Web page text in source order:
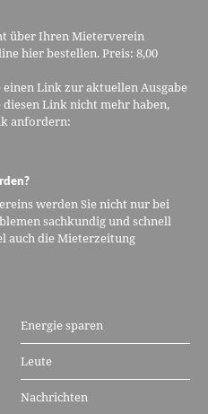
über Ihren Mieterverein
hier bestellen. Preis: 8,00
Link zur aktuellen Ausgabe
diesen Link nicht mehr haben,
anfordern:
werden Sie nicht nur bei
sachkundig und schnell
auch die Mieterzeitung
Energie sparen
Leute
Nachrichten